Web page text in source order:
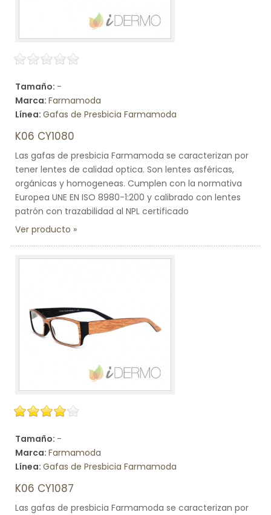
Tamaño: -
Marca: Farmamoda
Línea: Gafas de Presbicia Farmamoda
K06 CY1080
Las gafas de presbicia Farmamoda se caracterizan por
tener lentes de calidad optica. Son lentes asféricas,
orgánicas y homogeneas. Cumplen con la normativa
Europea UNE EN ISO 8980-1:200 y calibrado con lentes
patrón con trazabilidad al NPL certificado
Ver producto
Tamaño: -
Marca: Farmamoda
Línea: Gafas de Presbicia Farmamoda
K06 CY1087
Las gafas de presbicia Farmamoda se caracterizan por